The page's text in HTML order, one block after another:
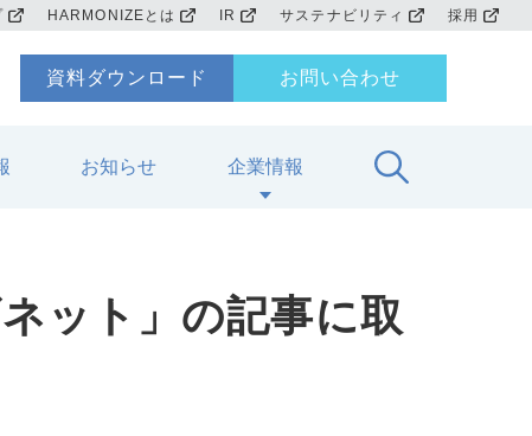
HARMONIZEとは IR サステナビリティ 採用
お知らせ 企業情報
資料ダウンロード お問い合わせ
ット」の記事に取